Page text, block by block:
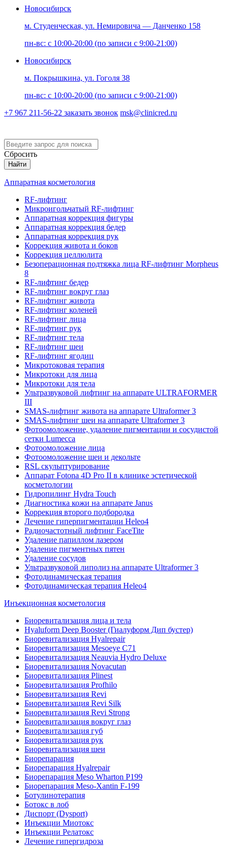
Новосибирск
м. Студенческая, ул. Немировича — Данченко 158
пн-вс: с 10:00-20:00 (по записи с 9:00-21:00)
Новосибирск
м. Покрышкина, ул. Гоголя 38
пн-вс: с 10:00-20:00 (по записи с 9:00-21:00)
+7 967 211-56-22 заказать звонок msk@clinicred.ru
Сбросить
Найти
Аппаратная косметология
RF-лифтинг
Микроигольчатый RF-лифтинг
Аппаратная коррекция фигуры
Аппаратная коррекция бедер
Аппаратная коррекция рук
Коррекция живота и боков
Коррекция целлюлита
Безоперационная подтяжка лица RF-лифтинг Morpheus
8
RF-лифтинг бедер
RF-лифтинг вокруг глаз
RF-лифтинг живота
RF-лифтинг коленей
RF-лифтинг лица
RF-лифтинг рук
RF-лифтинг тела
RF-лифтинг шеи
RF-лифтинг ягодиц
Микротоковая терапия
Микротоки для лица
Микротоки для тела
Ультразвуковой лифтинг на аппарате ULTRAFORMER
III
SMAS-лифтинг живота на аппарате Ultraformer 3
SMAS-лифтинг шеи на аппарате Ultraformer 3
Фотоомоложение, удаление пигментации и сосудистой
сетки Lumecca
Фотоомоложение лица
Фотоомоложение шеи и декольте
RSL скульптурирование
Аппарат Fotona 4D Pro II в клинике эстетической
косметологии
Гидропилинг Hydra Touch
Диагностика кожи на аппарате Janus
Коррекция второго подбородка
Лечение гиперпигментации Heleo4
Радиочастотный лифтинг FaceTite
Удаление папиллом лазером
Удаление пигментных пятен
Удаление сосудов
Ультразвуковой липолиз на аппарате Ultraformer 3
Фотодинамическая терапия
Фотодинамическая терапия Heleo4
Инъекционная косметология
Биоревитализация лица и тела
Hyaluform Deep Booster (Гиалуформ Дип бустер)
Биоревитализация Hyalrepair
Биоревитализация Mesoeye C71
Биоревитализация Neauvia Hydro Deluxe
Биоревитализация Novacutan
Биоревитализация Plinest
Биоревитализация Profhilo
Биоревитализация Revi
Биоревитализация Revi Silk
Биоревитализация Revi Strong
Биоревитализация вокруг глаз
Биоревитализация губ
Биоревитализация рук
Биоревитализация шеи
Биорепарация
Биорепарация Hyalrepair
Биорепарация Meso Wharton P199
Биорепарация Meso-Xantin F-199
Ботулинотерапия
Ботокс в лоб
Диспорт (Dysport)
Инъекции Миотокс
Инъекции Релатокс
Лечение гипергидроза